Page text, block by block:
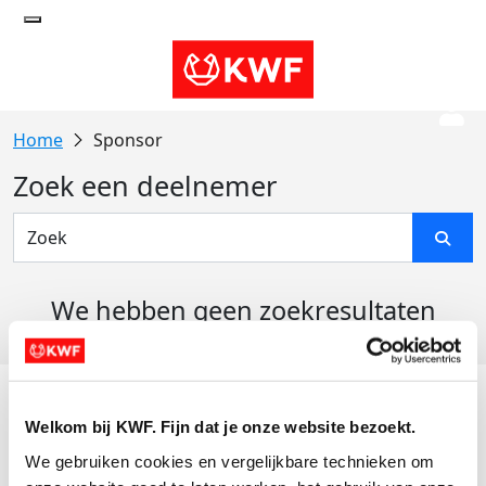
Welkom bij KWF. Fijn dat je onze website bezoekt.
We gebruiken cookies en vergelijkbare technieken om
Sponsor
Zoek een deelnemer
We hebben geen zoekresultaten
Actiematerialen
Evenementen